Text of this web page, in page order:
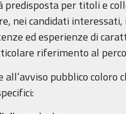
predisposta per titoli e
nei candidati interessati,
ed esperienze di
riferimento al
pubblico coloro